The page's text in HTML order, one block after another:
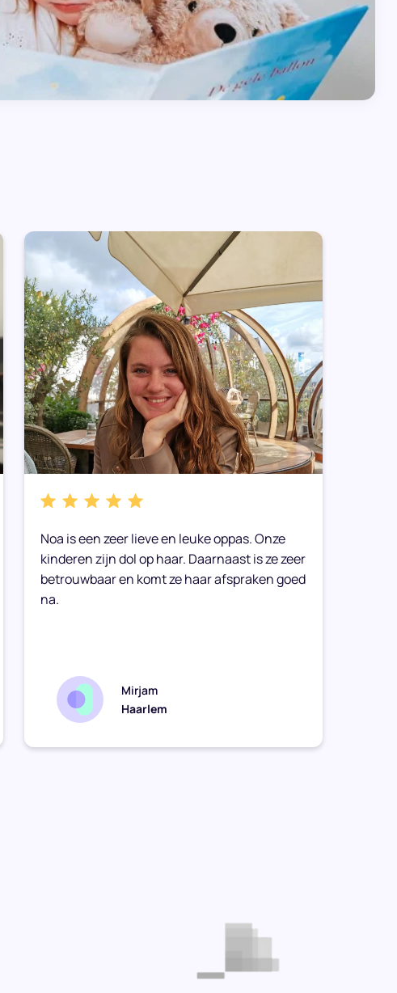
Noa is een zeer lieve en leuke oppas. Onze
kinderen zijn dol op haar. Daarnaast is ze zeer
betrouwbaar en komt ze haar afspraken goed
na.
Mirjam
Haarlem